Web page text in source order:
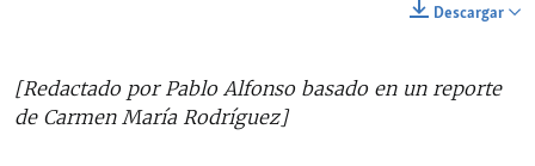
Auto 144p 270p 360p360p
Descargar
[Redactado por Pablo Alfonso basado en un reporte
de Carmen María Rodríguez]